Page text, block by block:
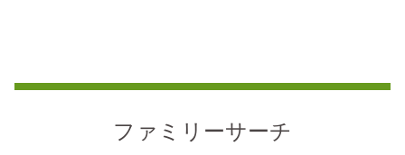
ファミリーサーチ